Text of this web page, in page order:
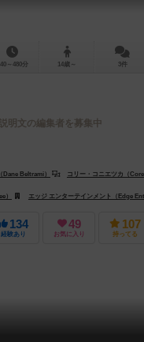
～480分 14歳～ 3件
明文の編集者を募集中
Dane Beltrami） コリー・コニエツカ（Corey Konieczka）
）
エッジ エンターテインメント（Edge Entertainment）
134
経験あり
49
お気に入り
107
持ってる